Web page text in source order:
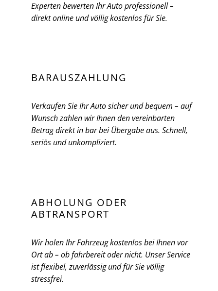
Experten bewerten Ihr Auto professionell –
direkt online und völlig kostenlos für Sie.
BARAUSZAHLUNG
Verkaufen Sie Ihr Auto sicher und bequem – auf
Wunsch zahlen wir Ihnen den vereinbarten
Betrag direkt in bar bei Übergabe aus. Schnell,
seriös und unkompliziert.
ABHOLUNG ODER
ABTRANSPORT
Wir holen Ihr Fahrzeug kostenlos bei Ihnen vor
Ort ab – ob fahrbereit oder nicht. Unser Service
ist flexibel, zuverlässig und für Sie völlig
stressfrei.